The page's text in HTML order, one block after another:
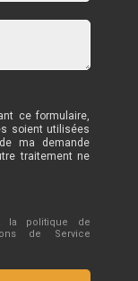
ce formulaire,
soient utilisées
ma demande
traitement ne
la politique de
de Service